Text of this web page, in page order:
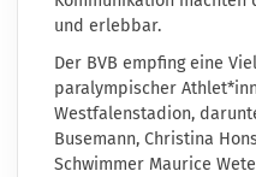
und erlebbar.
Der BVB empfing eine
paralympischer
Westfalenstadion,
Busemann, Christina
Schwimmer Maurice